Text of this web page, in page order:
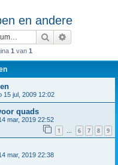
en andere
Zoek
1 van 1
15 jul, 2009 12:02
quads
mar, 2019 22:52
1 … 6 7 8 9
mar, 2019 22:38